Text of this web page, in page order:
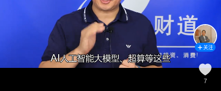
关注
7